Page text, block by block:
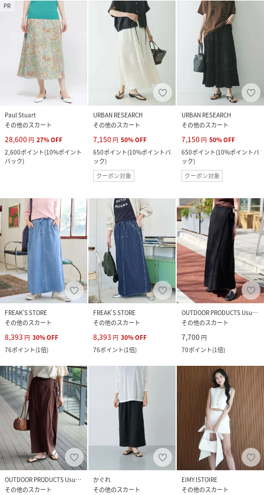
PR
Paul Stuart
その他のスカート
28,600 円 27%OFF
2,600ポイント(10%ポイント
バック)
URBAN RESEARCH
その他のスカート
7,150 円 50%OFF
650ポイント(10%ポイントバ
ック)
クーポン対象
URBAN RESEARCH
その他のスカート
7,150 円 50%OFF
650ポイント(10%ポイントバ
ック)
クーポン対象
FREAK’S STORE
その他のスカート
8,393 円 30%OFF
76ポイント(1倍)
FREAK’S STORE
その他のスカート
8,393 円 30%OFF
76ポイント(1倍)
OUTDOOR PRODUCTS Usual Things
その他のスカート
7,700 円
70ポイント(1倍)
OUTDOOR PRODUCTS Usual Things
その他のスカート
かぐれ
その他のスカート
EIMY ISTOIRE
その他のスカート